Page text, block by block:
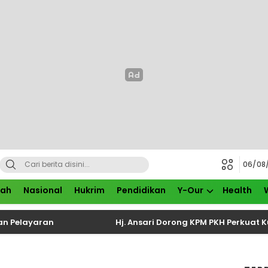
06/
Nasional Hukrim Pendidikan Y-Our Health
Hj. Ansari Dorong KPM PKH Perkuat Kualitas